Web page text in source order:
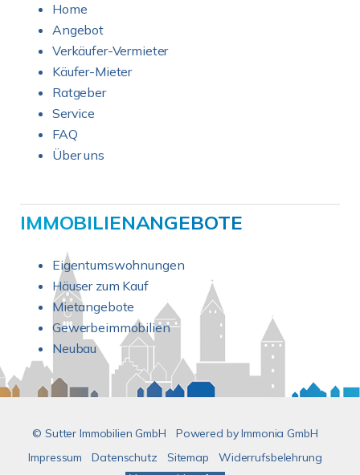
Home
Angebot
Verkäufer-Vermieter
Käufer-Mieter
Ratgeber
Service
FAQ
Über uns
IMMOBILIENANGEBOTE
Eigentumswohnungen
Häuser zum Kauf
Mietangebote
Gewerbeimmobilien
Neubau
© Sutter Immobilien GmbH Powered byImmonia GmbH
Impressum
Datenschutz Sitemap Widerrufsbelehrung